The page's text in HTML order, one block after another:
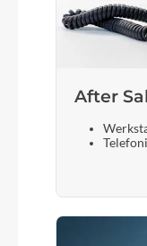
After